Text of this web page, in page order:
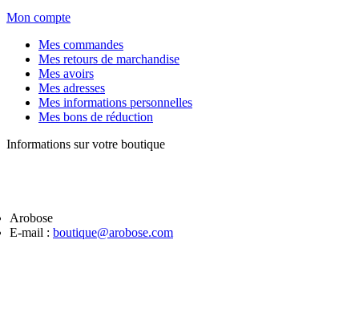
Mon compte
Mes commandes
Mes retours de marchandise
Mes avoirs
Mes adresses
Mes informations personnelles
Mes bons de réduction
Informations sur votre boutique
Arobose
E-mail : boutique@arobose.com